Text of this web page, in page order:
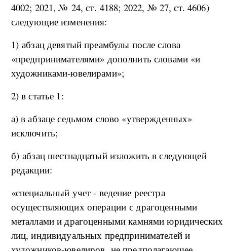
4002; 2021, № 24, ст. 4188; 2022, № 27, ст. 4606)
следующие изменения:
1) абзац девятый преамбулы после слова
«предпринимателями» дополнить словами «и
художниками-ювелирами»;
2) в статье 1:
а) в абзаце седьмом слово «утвержденных»
исключить;
б) абзац шестнадцатый изложить в следующей
редакции:
«специальный учет - ведение реестра
осуществляющих операции с драгоценными
металлами и драгоценными камнями юридических
лиц, индивидуальных предпринимателей и